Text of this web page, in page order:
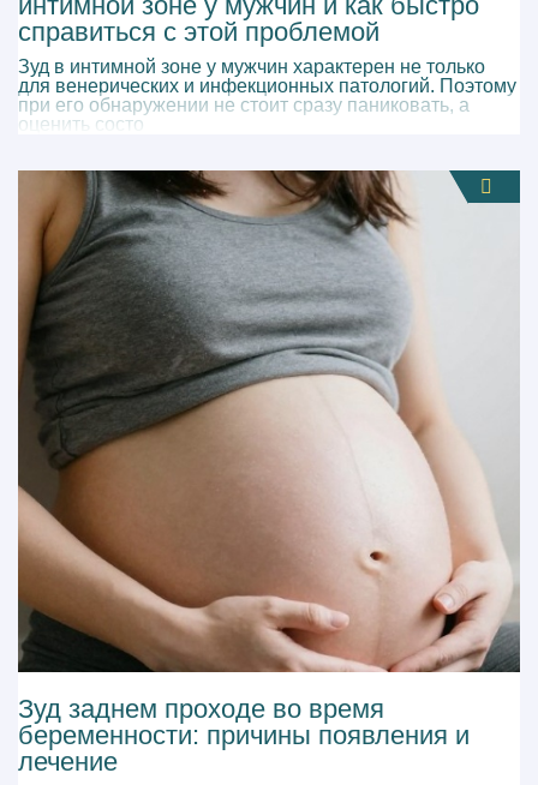
справиться с этой проблемой
Зуд в интимной зоне у мужчин характерен не только
для венерических и инфекционных патологий. Поэтому
при его обнаружении не стоит сразу паниковать, а
оценить состо
Зуд заднем проходе во время
беременности: причины появления и
лечение